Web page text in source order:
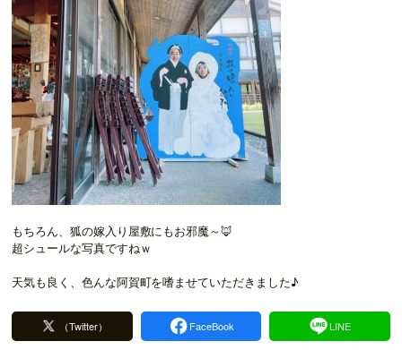
もちろん、狐の嫁入り屋敷にもお邪魔～🦊
超シュールな写真ですねｗ
天気も良く、色んな阿賀町を嗜ませていただきました♪
（Twitter） FaceBook LINE